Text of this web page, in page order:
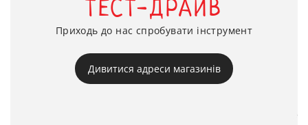
ТЕСТ-ДРАЙВ
Приходь до нас спробувати інструмент
Дивитися адреси магазинів